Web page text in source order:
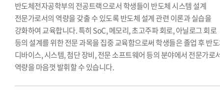
반도체전자공학부의 전공트랙으로서 학생들이 반도체 시스템 설계
전문가로서의 역량을 갖출 수 있도록 반도체 설계 관련 이론과 실습을
강화하여 교육합니다. 특히 SoC, 메모리, 초고주파 회로, 아닐로그 회로
등의 설계를 위한 전문 과목을 집중 교육함으로써 학생들은 졸업 후 반
디바이스, 시스템, 첨단 장비, 전문 소프트웨어 등의 분야에서 전문가로
역량을 마음껏 발휘할 수 있습니다.